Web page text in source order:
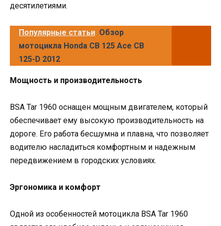
десятилетиями.
Популярные статьи Обзор
мотоцикла Honda CB 125 Ace CB
125-D 2012
Мощность и производительность
BSA Tar 1960 оснащен мощным двигателем, который
обеспечивает ему высокую производительность на
дороге. Его работа бесшумна и плавна, что позволяет
водителю насладиться комфортным и надежным
передвижением в городских условиях.
Эргономика и комфорт
Одной из особенностей мотоцикла BSA Tar 1960